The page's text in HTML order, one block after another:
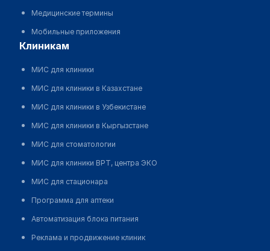
Медицинские термины
Мобильные приложения
клиникам
МИС для клиники
МИС для клиники в Казахстане
МИС для клиники в Узбекистане
МИС для клиники в Кыргызстане
МИС для стоматологии
МИС для клиники ВРТ, центра ЭКО
МИС для стационара
Программа для аптеки
Автоматизация блока питания
Реклама и продвижение клиник